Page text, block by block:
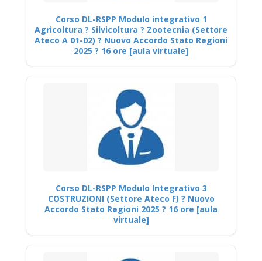
Corso DL-RSPP Modulo integrativo 1
Agricoltura ? Silvicoltura ? Zootecnia (Settore
Ateco A 01-02) ? Nuovo Accordo Stato Regioni
2025 ? 16 ore [aula virtuale]
Corso DL-RSPP Modulo Integrativo 3
COSTRUZIONI (Settore Ateco F) ? Nuovo
Accordo Stato Regioni 2025 ? 16 ore [aula
virtuale]